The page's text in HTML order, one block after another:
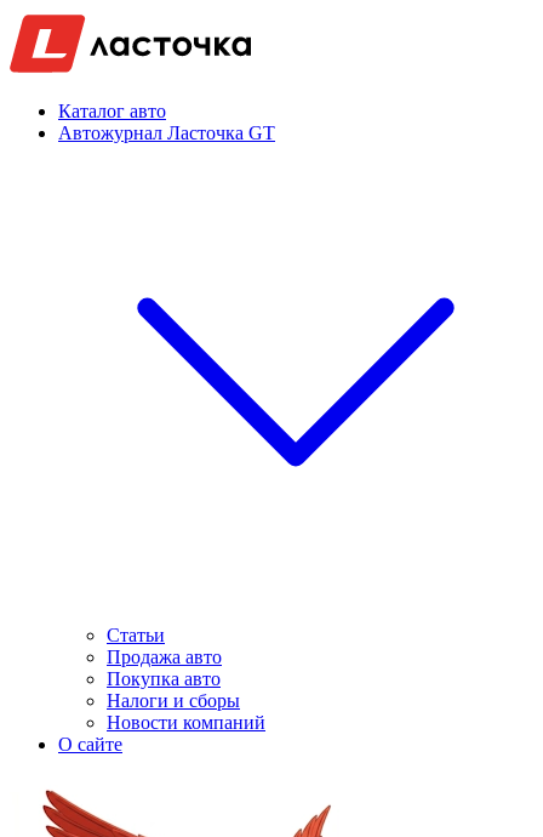
Каталог авто
Автожурнал Ласточка GT
Статьи
Продажа авто
Покупка авто
Налоги и сборы
Новости компаний
О сайте